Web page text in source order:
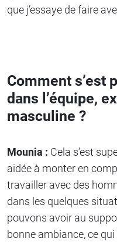
que j’essaye de faire
Comment s’est
dans l’équipe,
masculine ?
Mounia : Cela s’est
aidée à monter en
travailler avec des
dans les quelques
pouvons avoir au
bonne ambiance, ce